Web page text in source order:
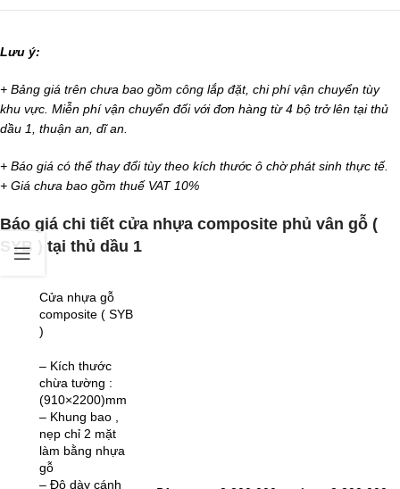
Lưu ý:
+ Bảng giá trên chưa bao gồm công lắp đặt, chi phí vận chuyển tùy
khu vực. Miễn phí vận chuyển đối với đơn hàng từ 4 bộ trở lên tại thủ
dầu 1, thuận an, dĩ an.
+ Báo giá có thể thay đổi tùy theo kích thước ô chờ phát sinh thực tế.
+ Giá chưa bao gồm thuế VAT 10%
Báo giá chi tiết cửa nhựa composite phủ vân gỗ (
SYB ) tại thủ dầu 1
Cửa nhựa gỗ
composite ( SYB
)
– Kích thước
chừa tường :
(910×2200)mm
– Khung bao ,
nẹp chỉ 2 mặt
làm bằng nhựa
gỗ
– Độ dày cánh